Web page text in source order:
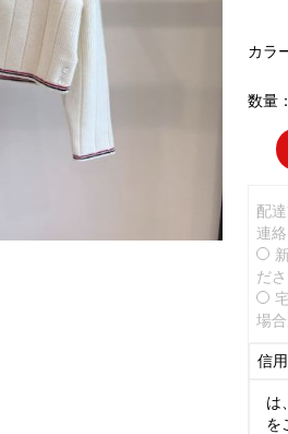
カラ
数量：
配
連
ださ
場
信
は
を